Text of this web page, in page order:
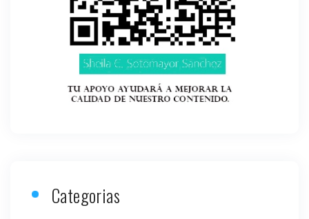
Categorias